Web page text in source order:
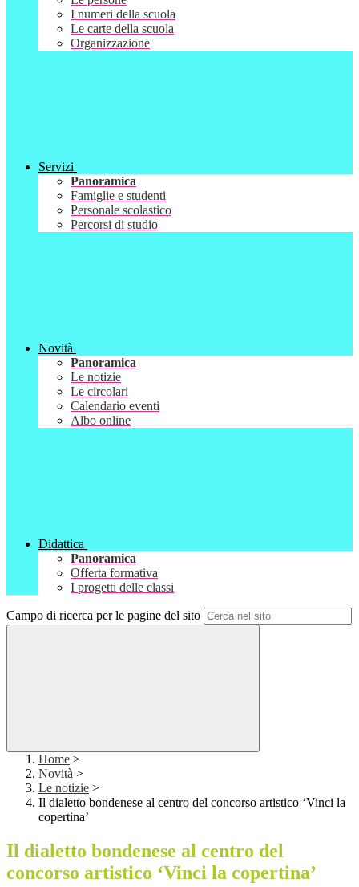
I numeri della scuola
Le carte della scuola
Organizzazione
Servizi
Panoramica
Famiglie e studenti
Personale scolastico
Percorsi di studio
Novità
Panoramica
Le notizie
Le circolari
Calendario eventi
Albo online
Didattica
Panoramica
Offerta formativa
I progetti delle classi
Campo di ricerca per le pagine del sito
Home >
Novità >
Le notizie >
Il dialetto bondenese al centro del concorso artistico ‘Vinci la
copertina’
Il dialetto bondenese al centro del
concorso artistico ‘Vinci la copertina’